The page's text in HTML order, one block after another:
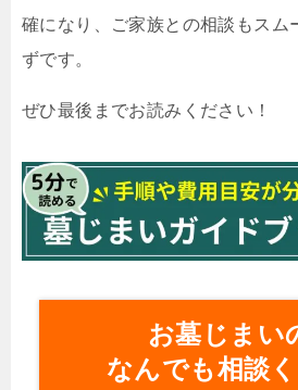
確になり、ご家族との相談もスム
ずです。
ぜひ最後までお読みください！
お墓じまい
なんでも相談